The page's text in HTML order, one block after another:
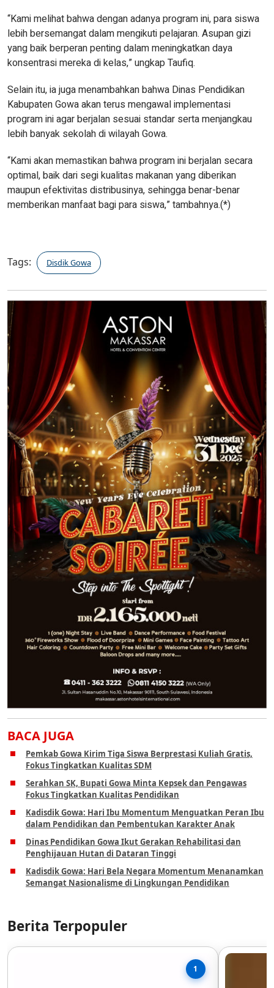
“Kami melihat bahwa dengan adanya program ini, para siswa
lebih bersemangat dalam mengikuti pelajaran. Asupan gizi
yang baik berperan penting dalam meningkatkan daya
konsentrasi mereka di kelas,” ungkap Taufiq.
Selain itu, ia juga menambahkan bahwa Dinas Pendidikan
Kabupaten Gowa akan terus mengawal implementasi
program ini agar berjalan sesuai standar serta menjangkau
lebih banyak sekolah di wilayah Gowa.
“Kami akan memastikan bahwa program ini berjalan secara
optimal, baik dari segi kualitas makanan yang diberikan
maupun efektivitas distribusinya, sehingga benar-benar
memberikan manfaat bagi para siswa,” tambahnya.(*)
Tags: Disdik Gowa
BACA JUGA
Pemkab Gowa Kirim Tiga Siswa Berprestasi Kuliah Gratis,
Fokus Tingkatkan Kualitas SDM
Serahkan SK, Bupati Gowa Minta Kepsek dan Pengawas
Fokus Tingkatkan Kualitas Pendidikan
Kadisdik Gowa: Hari Ibu Momentum Menguatkan Peran Ibu
dalam Pendidikan dan Pembentukan Karakter Anak
Dinas Pendidikan Gowa Ikut Gerakan Rehabilitasi dan
Penghijauan Hutan di Dataran Tinggi
Kadisdik Gowa: Hari Bela Negara Momentum Menanamkan
Semangat Nasionalisme di Lingkungan Pendidikan
Berita Terpopuler
1